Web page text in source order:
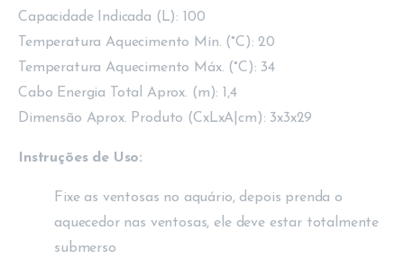
Capacidade Indicada (L): 100
Temperatura Aquecimento Mín. (°C): 20
Temperatura Aquecimento Máx. (°C): 34
Cabo Energia Total Aprox. (m): 1,4
Dimensão Aprox. Produto (CxLxA|cm): 3x3x29
Instruções de Uso:
Fixe as ventosas no aquário, depois prenda o
aquecedor nas ventosas, ele deve estar totalmente
submerso